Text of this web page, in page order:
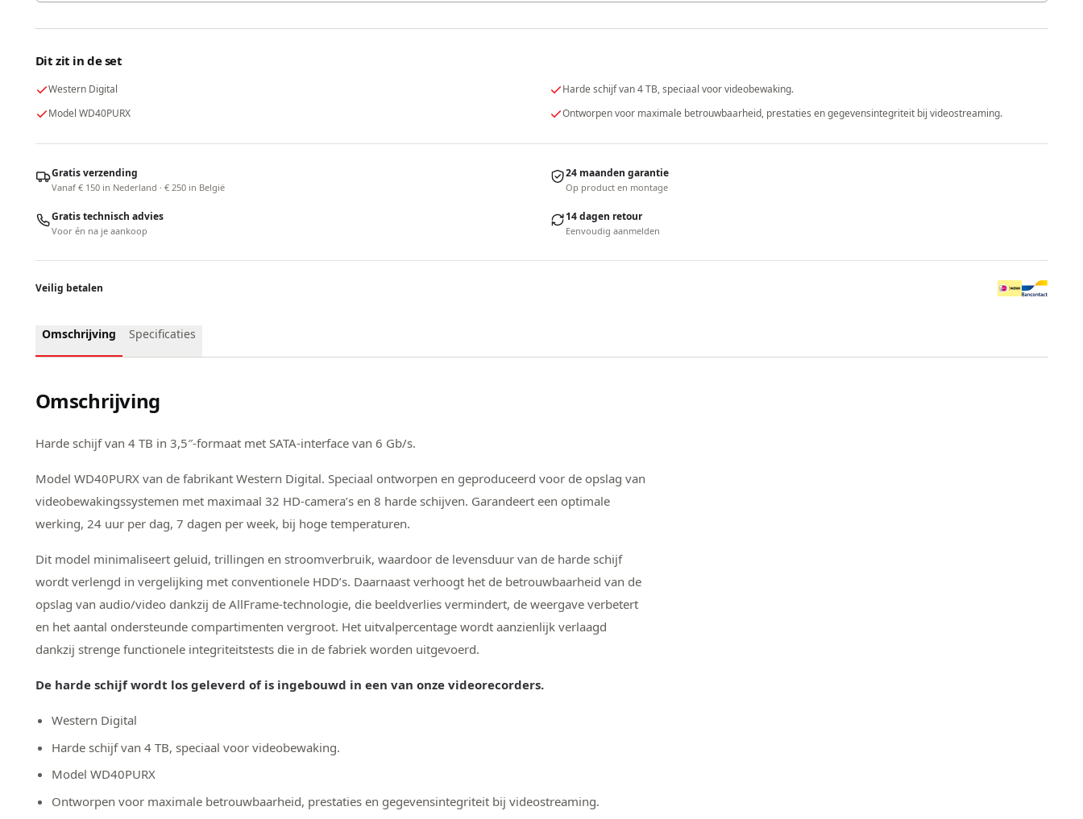
Dit zit in de set
Western Digital
Harde schijf van 4 TB, speciaal voor videobewaking.
Model WD40PURX
Ontworpen voor maximale betrouwbaarheid, prestaties en gegevensintegriteit bij videostreaming.
Gratis verzending
Vanaf € 150 in Nederland · € 250 in België
24 maanden garantie
Op product en montage
Gratis technisch advies
Voor én na je aankoop
14 dagen retour
Eenvoudig aanmelden
Veilig betalen
Omschrijving Specificaties
Omschrijving
Harde schijf van 4 TB in 3,5″-formaat met SATA-interface van 6 Gb/s.
Model WD40PURX van de fabrikant Western Digital. Speciaal ontworpen en geproduceerd voor de opslag van
videobewakingssystemen met maximaal 32 HD-camera’s en 8 harde schijven. Garandeert een optimale
werking, 24 uur per dag, 7 dagen per week, bij hoge temperaturen.
Dit model minimaliseert geluid, trillingen en stroomverbruik, waardoor de levensduur van de harde schijf
wordt verlengd in vergelijking met conventionele HDD’s. Daarnaast verhoogt het de betrouwbaarheid van de
opslag van audio/video dankzij de AllFrame-technologie, die beeldverlies vermindert, de weergave verbetert
en het aantal ondersteunde compartimenten vergroot. Het uitvalpercentage wordt aanzienlijk verlaagd
dankzij strenge functionele integriteitstests die in de fabriek worden uitgevoerd.
De harde schijf wordt los geleverd of is ingebouwd in een van onze videorecorders.
Western Digital
Harde schijf van 4 TB, speciaal voor videobewaking.
Model WD40PURX
Ontworpen voor maximale betrouwbaarheid, prestaties en gegevensintegriteit bij videostreaming.